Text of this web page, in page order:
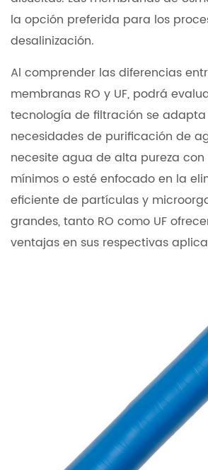
la opción preferida para los
desalinización.
Al comprender las diferencias
membranas RO y UF, podrá
tecnología de filtración se adapta
necesidades de purificación de
necesite agua de alta pureza
mínimos o esté enfocado en la
eficiente de partículas y
grandes, tanto RO como UF
ventajas en sus respectivas